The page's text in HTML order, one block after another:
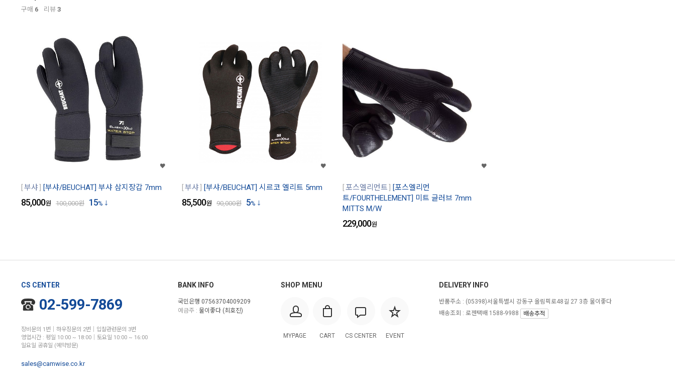
구매 6 리뷰 3
부샤 [부샤/BEUCHAT] 부샤 삼지장갑 7mm
85,000원 100,000원 15%
부샤 [부샤/BEUCHAT] 시르코 엘리트 5mm
85,500원 90,000원 5%
포스엘리먼트
[포스엘리먼
트/FOURTHELEMENT] 미트 글러브 7mm
MITTS M/W
229,000원
CS CENTER
02-599-7869
장비문의 1번│하우징문의 2번│입찰관련문의 3번
영업시간 : 평일 10:00 ~ 18:00│토요일 10:00 ~ 16:00
일요일 공휴일 (예약방문)
sales@camwise.co.kr
BANK INFO
국민은행 07563704009209
예금주 : 물이좋다 (최호진)
SHOP MENU
MYPAGE CART CS CENTER EVENT
DELIVERY INFO
반품주소 : (05398)서울특별시 강동구 올림픽로48길 27 3층 물이좋다
배송조회 : 로젠택배 1588-9988
배송추적